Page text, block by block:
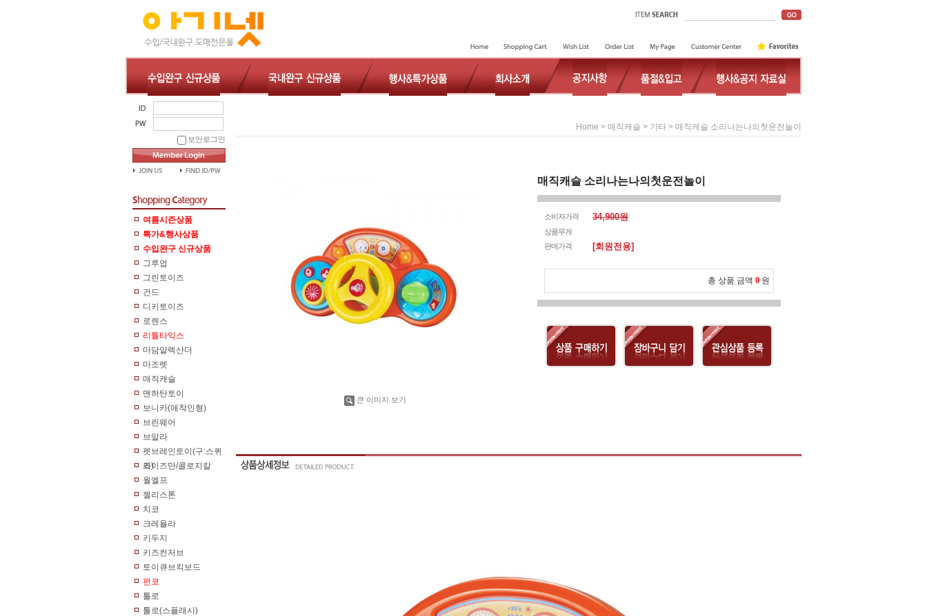
보안로그인
여름시즌상품
특가&행사상품
수입완구 신규상품
그루업
그린토이즈
건드
디키토이즈
로렌스
리틀타익스
마담알렉산더
마조렛
매직캐슬
맨하탄토이
보니카(애착인형)
브린웨어
브알라
펫브레인토이(구:스퀴
즈)
와이즈만/콜로지칼
월엘프
젤리스톤
치코
크레욜라
키두지
키즈컨저브
토이큐브킥보드
펀코
톨로
톨로(스플래시)
Home > 매직캐슬 > 기타 > 매직캐슬 소리나는나의첫운전놀이
큰 이미지 보기
매직캐슬 소리나는나의첫운전놀이
소비자가격 34,900원
상품무게
판매가격
[회원전용]
총 상품 금액 0 원